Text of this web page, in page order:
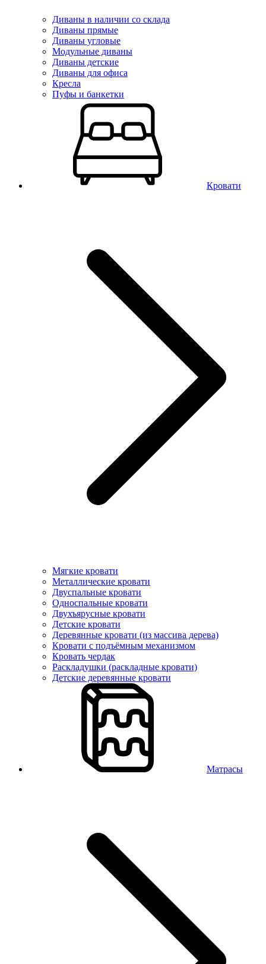
Диваны в наличии со склада
Диваны прямые
Диваны угловые
Модульные диваны
Диваны детские
Диваны для офиса
Кресла
Пуфы и банкетки
Кровати
Мягкие кровати
Металлические кровати
Двуспальные кровати
Односпальные кровати
Двухъярусные кровати
Детские кровати
Деревянные кровати (из массива дерева)
Кровати с подъёмным механизмом
Кровать чердак
Раскладушки (раскладные кровати)
Детские деревянные кровати
Матрасы